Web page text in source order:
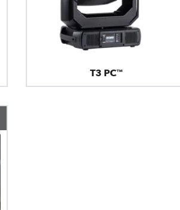
T3 PC™